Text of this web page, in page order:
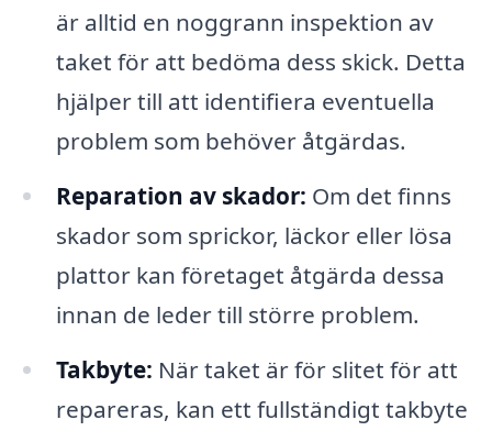
är alltid en noggrann inspektion av
taket för att bedöma dess skick. Detta
hjälper till att identifiera eventuella
problem som behöver åtgärdas.
Reparation av skador: Om det finns
skador som sprickor, läckor eller lösa
plattor kan företaget åtgärda dessa
innan de leder till större problem.
Takbyte: När taket är för slitet för att
repareras, kan ett fullständigt takbyte